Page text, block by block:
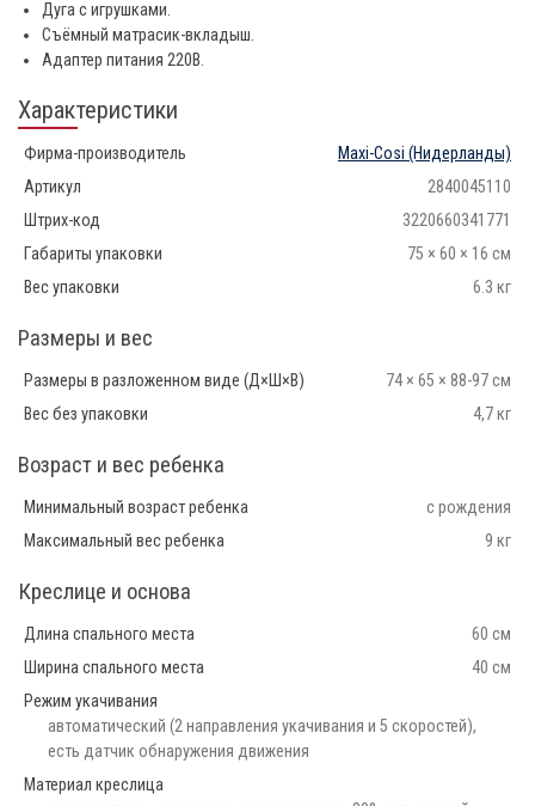
Дуга с игрушками.
Съёмный матрасик-вкладыш.
Адаптер питания 220В.
Характеристики
Фирма-производитель Maxi-Cosi (Нидерланды)
Артикул
2840045110
Штрих-код
3220660341771
Габариты упаковки
75 × 60 × 16 см
Вес упаковки
6.3 кг
Размеры и вес
Размеры в разложенном виде (Д×Ш×В)
74 × 65 × 88-97 см
Вес без упаковки
4,7 кг
Возраст и вес ребенка
Минимальный возраст ребенка
с рождения
Максимальный вес ребенка
9 кг
Креслице и основа
Длина спального места
60 см
Ширина спального места
40 см
Режим укачивания
автоматический (2 направления укачивания и 5 скоростей),
есть датчик обнаружения движения
Материал креслица